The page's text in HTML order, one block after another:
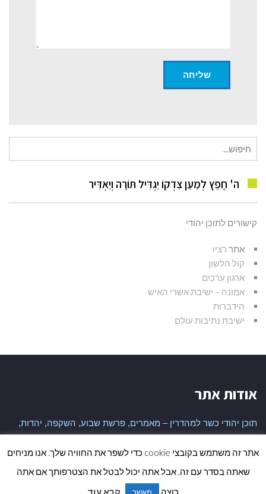
עבור:
ה' חָפֵץ לְמַעַן צִדְקוֹ יַגְדִּיל תּוֹרָה וְיַאְדִּיר
קישורים לתוכן יהודי
אתר רציו
קול הלשון
ארגון ערכים
אמונה – ישיבת אשרי האיש
הידברות
ישיבת נתיבות עולם
אודות אתר
תוכן יהודי כשר למהדרין – מאמרים, פרשת שבוע, השקפה, יהדות,
היסטוריה יהודית ועוד
כל הזכויות שמורות לאתר
אתר זה משתמש בקובצי cookie כדי לשפר את החוויה שלך. אנו מניחים
שאתה בסדר עם זה, אבל אתה יכול לבטל את הצטרפותך אם אתה
רוצה.
קרא עוד